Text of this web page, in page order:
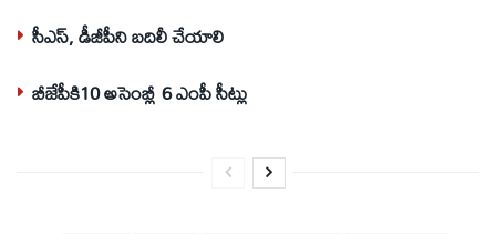
సీఎస్‌, డీజీపీని బదిలీ చేయాలి
బీజేపీకి10 అసెంబ్లీ 6 ఎంపీ సీట్లు